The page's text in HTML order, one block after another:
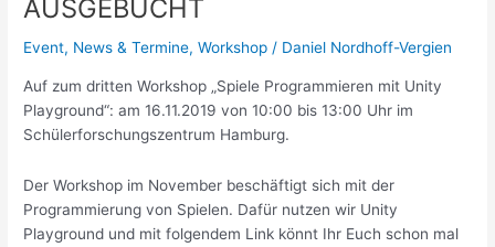
AUSGEBUCHT
Event, News & Termine,Workshop / Daniel Nordhoff-Vergien
Auf zum dritten Workshop „Spiele Programmieren mit Unity
Playground“: am 16.11.2019 von 10:00 bis 13:00 Uhr im
Schülerforschungszentrum Hamburg.
Der Workshop im November beschäftigt sich mit der
Programmierung von Spielen. Dafür nutzen wir Unity
Playground und mit folgendem Link könnt Ihr Euch schon mal